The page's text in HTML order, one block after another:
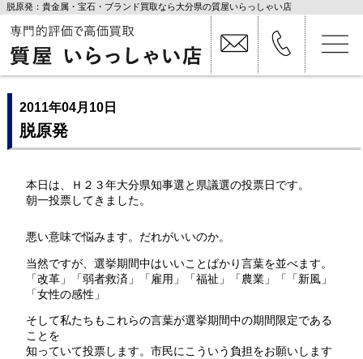
脱原発：貴金属・宝石・ブランド買取なら大分県の質屋いらっしゃい店
2011年04月10日
脱原発
本日は、Ｈ２３年大分県知事選と県議選の投票日です。
朝一投票してきました。
悪い意味で悩みます。だれがいいのか。
当然ですが、選挙期間中はいいことばかり言葉を並べます。
「改革」「弱者救済」「雇用」「福祉」「農業」「「新風」
「女性の感性」
そして私たちもこれらの言葉が選挙期間中の期間限定である
ことを
知っていて投票します。市民にこういう負担をお願いします